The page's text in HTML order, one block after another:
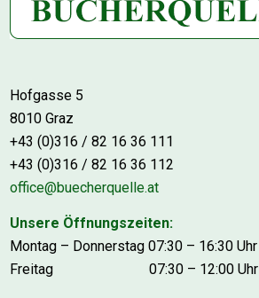
Hofgasse 5
8010 Graz
+43 (0)316 / 82 16 36 111
+43 (0)316 / 82 16 36 112
office@buecherquelle.at
Unsere Öffnungszeiten:
Montag – Donnerstag 07:30 – 16:30 Uhr
Freitag 07:30 – 12:00 Uhr